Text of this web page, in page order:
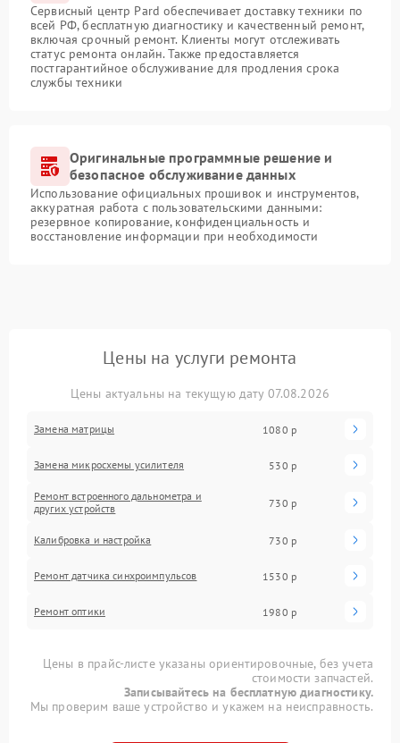
Сервисный центр Pard обеспечивает доставку техники по
всей РФ, бесплатную диагностику и качественный ремонт,
включая срочный ремонт. Клиенты могут отслеживать
статус ремонта онлайн. Также предоставляется
постгарантийное обслуживание для продления срока
службы техники
Оригинальные программные решение и
безопасное обслуживание данных
Использование официальных прошивок и инструментов,
аккуратная работа с пользовательскими данными:
резервное копирование, конфиденциальность и
восстановление информации при необходимости
Цены на услуги ремонта
Цены актуальны на текущую дату 07.08.2026
Замена матрицы 1080 р
Замена микросхемы усилителя 530 р
Ремонт встроенного дальнометра и
других устройств
730 р
Калибровка и настройка 730 р
Ремонт датчика синхроимпульсов 1530 р
Ремонт оптики 1980 р
Цены в прайс-листе указаны ориентировочные, без учета
стоимости запчастей.
Записывайтесь на бесплатную диагностику.
Мы проверим ваше устройство и укажем на неисправность.